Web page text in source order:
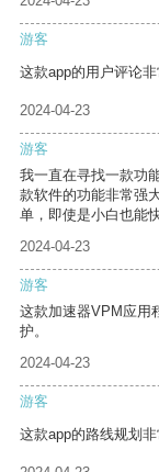
游客
这款app的用户评论
2024-04-23
游客
我一直在寻找一款功
款软件的功能非常强
单，即使是小白也能
2024-04-23
游客
这款加速器VPM应用
护。
2024-04-23
游客
这款app的路线规划